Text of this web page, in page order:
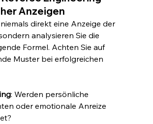
Anzeigen
direkt eine Anzeige der
analysieren Sie die
Formel. Achten Sie auf
Muster bei erfolgreichen
: Werden persönliche
oder emotionale Anreize